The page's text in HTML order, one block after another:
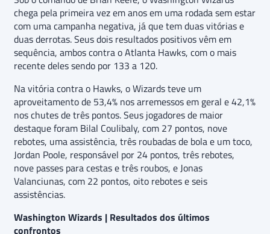
chega pela primeira vez em anos em uma rodada sem estar
com uma campanha negativa, já que tem duas vitórias e
duas derrotas. Seus dois resultados positivos vêm em
sequência, ambos contra o Atlanta Hawks, com o mais
recente deles sendo por 133 a 120.
Na vitória contra o Hawks, o Wizards teve um
aproveitamento de 53,4% nos arremessos em geral e 42,1%
nos chutes de três pontos. Seus jogadores de maior
destaque foram Bilal Coulibaly, com 27 pontos, nove
rebotes, uma assistência, três roubadas de bola e um toco,
Jordan Poole, responsável por 24 pontos, três rebotes,
nove passes para cestas e três roubos, e Jonas
Valanciunas, com 22 pontos, oito rebotes e seis
assistências.
Washington Wizards | Resultados dos últimos
confrontos